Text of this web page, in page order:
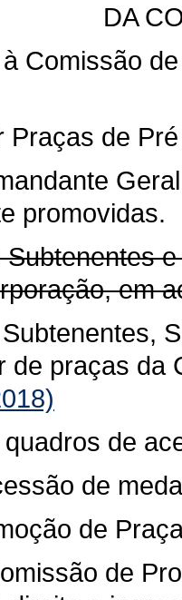
DA
Comissão
Praças de
promovidas.
em
de praças da
de
de
de
de